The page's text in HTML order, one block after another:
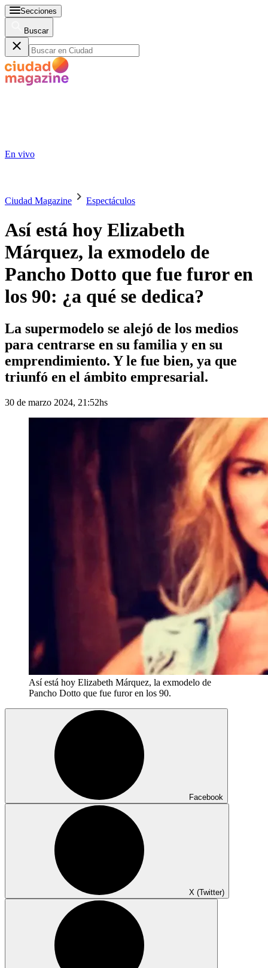
Secciones
Buscar
En vivo
Ciudad Magazine Espectáculos
Así está hoy Elizabeth
Márquez, la exmodelo de
Pancho Dotto que fue furor en
los 90: ¿a qué se dedica?
La supermodelo se alejó de los medios
para centrarse en su familia y en su
emprendimiento. Y le fue bien, ya que
triunfó en el ámbito empresarial.
30 de marzo 2024, 21:52hs
Así está hoy Elizabeth Márquez, la exmodelo de
Pancho Dotto que fue furor en los 90.
Facebook
X (Twitter)